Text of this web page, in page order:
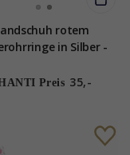
rotem
in Silber -
Preis 35,-